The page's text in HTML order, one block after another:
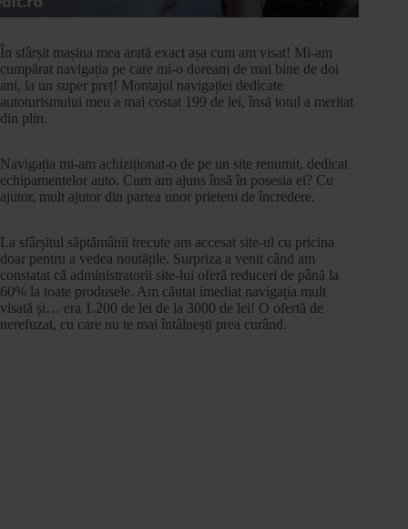
În sfârșit mașina mea arată exact așa cum am visat! Mi-am
cumpărat navigația pe care mi-o doream de mai bine de doi
ani, la un super preț! Montajul navigației dedicate
autoturismului meu a mai costat 199 de lei, însă totul a meritat
din plin.
Navigația mi-am achiziționat-o de pe un site renumit, dedicat
echipamentelor auto. Cum am ajuns însă în posesia ei? Cu
ajutor, mult ajutor din partea unor prieteni de încredere.
La sfârșitul săptămânii trecute am accesat site-ul cu pricina
doar pentru a vedea noutățile. Surpriza a venit când am
constatat că administratorii site-lui oferă reduceri de până la
60% la toate produsele. Am căutat imediat navigația mult
visată și… era 1.200 de lei de la 3000 de lei! O ofertă de
nerefuzat, cu care nu te mai întâlnești prea curând.